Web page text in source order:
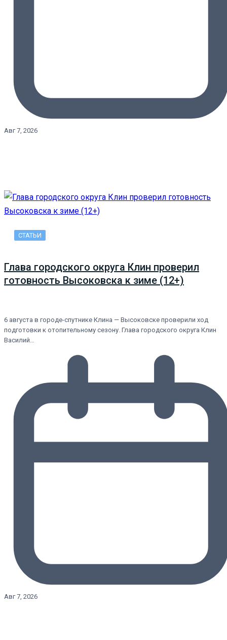
Авг 7, 2026
СТАТЬИ
Глава городского округа Клин проверил
готовность Высоковска к зиме (12+)
6 августа в городе-спутнике Клина — Высоковске проверили ход
подготовки к отопительному сезону. Глава городского округа Клин
Василий…
Авг 7, 2026